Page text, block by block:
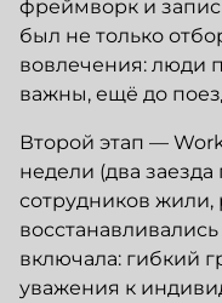
фреймворк и
был не только
вовлечения: люди
важны, ещё до
Второй этап —
недели (два заезда
сотрудников жили,
включала: гибкий
уважения к